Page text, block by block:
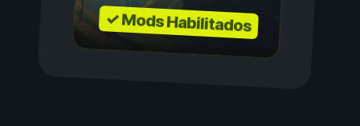
✓ Mods Habilitados